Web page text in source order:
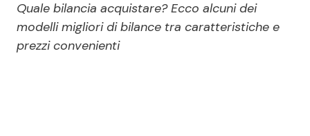
Persone Scomparse
Politica
Programmi TV
Quale bilancia acquistare? Ecco alcuni dei
modelli migliori di bilance tra caratteristiche e
prezzi convenienti